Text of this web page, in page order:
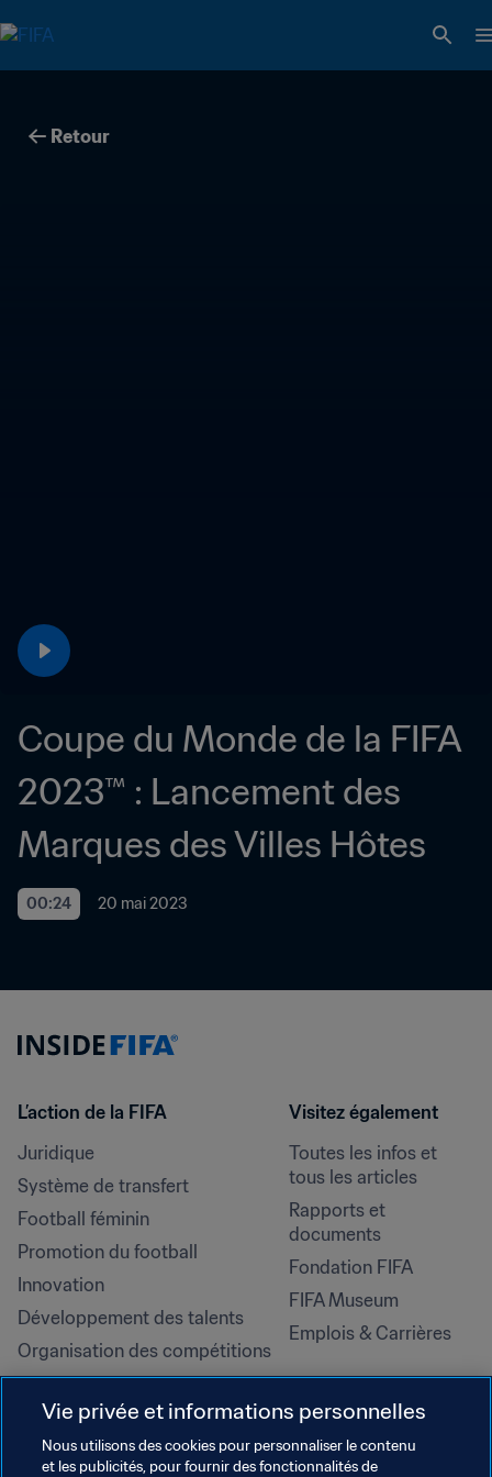
Retour
Coupe du Monde de la FIFA
2023™ : Lancement des
Marques des Villes Hôtes
00:24 20 mai 2023
L’action de la FIFA
Juridique
Système de transfert
Football féminin
Promotion du football
Innovation
Développement des talents
Organisation des compétitions
Développement durable
Droits de l'homme et lutte contre
la discrimination
Visitez également
Toutes les infos et
tous les articles
Rapports et
documents
Fondation FIFA
FIFA Museum
Emplois & Carrières
Vie privée et informations personnelles
Nous utilisons des cookies pour personnaliser le contenu
et les publicités, pour fournir des fonctionnalités de